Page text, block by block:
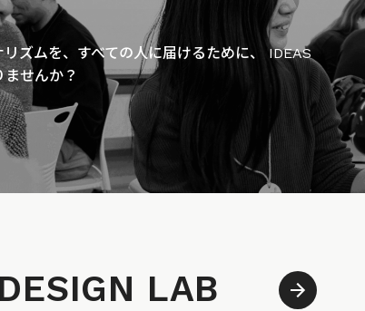
ズムを、すべての人に届けるために、 IDEAS
ませんか？
DESIGN LAB